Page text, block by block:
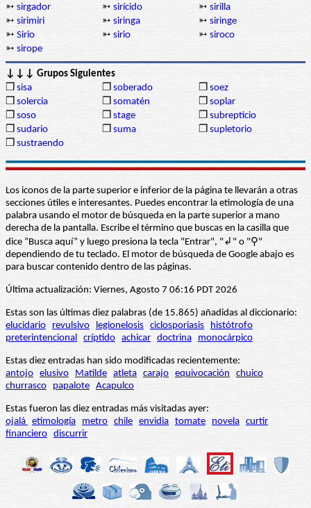
➳ sirgador ➳ sirícido ➳ sirilla
➳ sirimiri ➳ siringa ➳ siringe
➳ Sirio ➳ sirio ➳ siroco
➳ sirope
↓↓↓ Grupos Siguientes
❒ sisa ❒ soberado ❒ soez
❒ solercia ❒ somatén ❒ soplar
❒ soso ❒ stage ❒ subrepticio
❒ sudario ❒ suma ❒ supletorio
❒ sustraendo
Los iconos de la parte superior e inferior de la página te llevarán a otras
secciones útiles e interesantes. Puedes encontrar la etimología de una
palabra usando el motor de búsqueda en la parte superior a mano
derecha de la pantalla. Escribe el término que buscas en la casilla que
dice “Busca aquí” y luego presiona la tecla "Entrar", "↲" o "⚲"
dependiendo de tu teclado. El motor de búsqueda de Google abajo es
para buscar contenido dentro de las páginas.
Última actualización: Viernes, Agosto 7 06:16 PDT 2026
Estas son las últimas diez palabras (de 15.865) añadidas al diccionario:
elucidario
revulsivo legionelosis ciclosporiasis
histótrofo
preterintencional críptido achicar doctrina monocárpico
Estas diez entradas han sido modificadas recientemente:
antojo elusivo Matilde atleta carajo equivocación
chuico
churrasco
papalote Acapulco
Estas fueron las diez entradas más visitadas ayer:
ojalá etimología metro chile envidia tomate novela curtir
financiero discurrir